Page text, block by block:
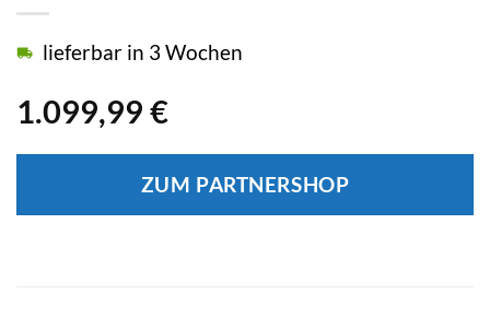
1.099,99 €
lieferbar in 3 Wochen
ZUM PARTNERSHOP